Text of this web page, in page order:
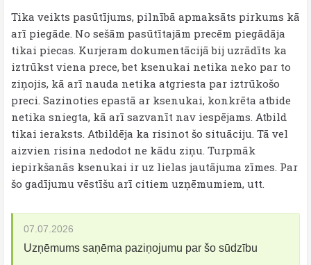
Tika veikts pasūtījums, pilnībā apmaksāts pirkums kā
arī piegāde. No sešām pasūtītajām precēm piegādāja
tikai piecas. Kurjeram dokumentācijā bij uzrādīts ka
iztrūkst viena prece, bet ksenukai netika neko par to
ziņojis, kā arī nauda netika atgriesta par iztrūkošo
preci. Sazinoties epastā ar ksenukai, konkrēta atbide
netika sniegta, kā arī sazvanīt nav iespējams. Atbild
tikai ieraksts. Atbildēja ka risinot šo situāciju. Tā vel
aizvien risina nedodot ne kādu ziņu. Turpmāk
iepirkšanās ksenukai ir uz lielas jautājuma zīmes. Par
šo gadījumu vēstīšu arī citiem uzņēmumiem, utt.
07.07.2026
Uzņēmums saņēma paziņojumu par šo sūdzību